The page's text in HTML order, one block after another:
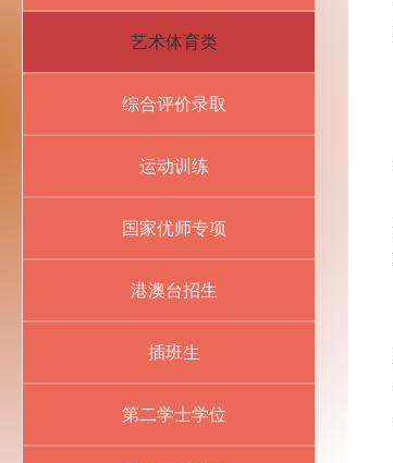
艺术体育类
综合评价录取
运动训练
国家优师专项
港澳台招生
插班生
第二学士学位